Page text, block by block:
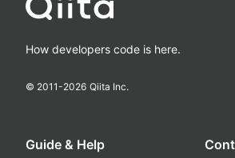
How developers code is here.
© 2011-2026 Qiita Inc.
Guide & Help